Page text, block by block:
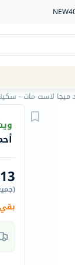
Roche
ميجا لاست مات -
(
بقي 4 فقط،